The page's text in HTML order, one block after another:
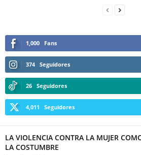
1,000 Fans
374 Seguidores
26 Seguidores
4,011 Seguidores
LA VIOLENCIA CONTRA LA MUJER
LA COSTUMBRE